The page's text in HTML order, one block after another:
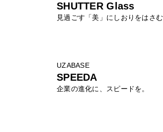
SHUTTER Glass
見過ごす「美」にしおりをはさ
UZABASE
SPEEDA
企業の進化に、スピードを。